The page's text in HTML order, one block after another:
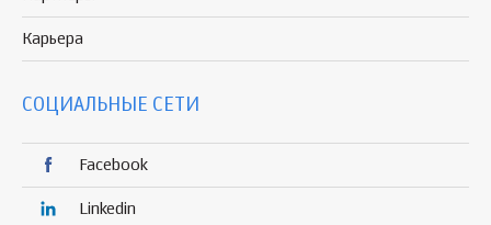
Карьера
СОЦИАЛЬНЫЕ СЕТИ
Facebook
Linkedin